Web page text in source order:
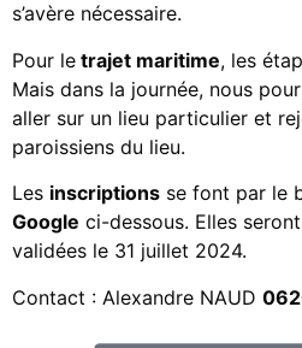
s’avère nécessaire.
Pour le trajet maritime, les
Mais dans la journée, nous
aller sur un lieu particulier et
paroissiens du lieu.
Les inscriptions se font par le
Google ci-dessous. Elles
validées le 31 juillet 2024.
Contact : Alexandre NAUD